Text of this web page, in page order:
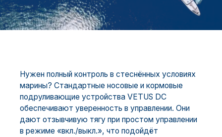
Нужен полный контроль в стеснённых условиях
марины? Стандартные носовые и кормовые
подруливающие устройства VETUS DC
обеспечивают уверенность в управлении. Они
дают отзывчивую тягу при простом управлении
в режиме «вкл./выкл.», что подойдёт